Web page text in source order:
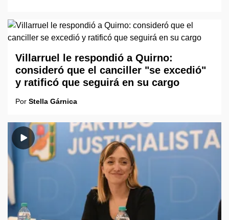
Villarruel le respondió a Quirno:
consideró que el canciller "se excedió"
y ratificó que seguirá en su cargo
Por Stella Gárnica